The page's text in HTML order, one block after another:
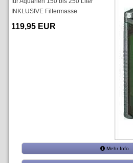
INKLUSIVE Filtermasse
119,95 EUR
Mehr Info